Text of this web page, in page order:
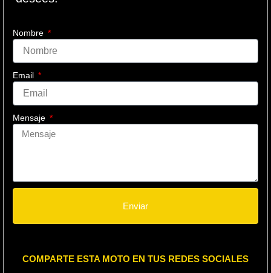
Nombre
Email
Mensaje
Enviar
COMPARTE ESTA MOTO EN TUS REDES SOCIALES